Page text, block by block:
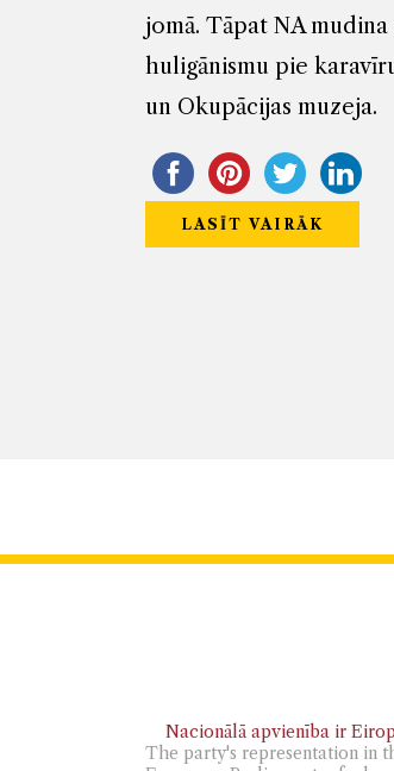
jomā. Tāpat NA
huligānismu pie
un Okupācijas muzeja.
LASĪT VAIRĀK
Nacionālā apvienība ir
The party's representation in